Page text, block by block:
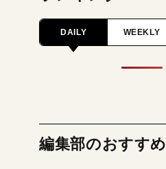
DAILY WEEKLY
編集部のおすすめ